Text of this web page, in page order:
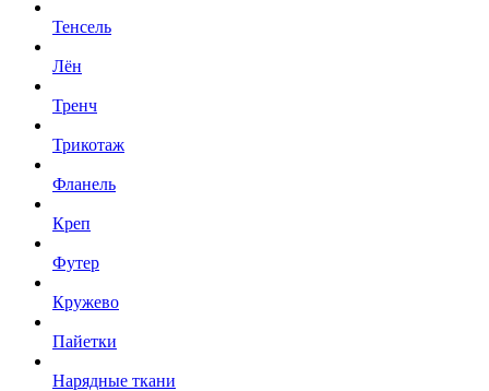
Тенсель
Лён
Тренч
Трикотаж
Фланель
Креп
Футер
Кружево
Пайетки
Нарядные ткани